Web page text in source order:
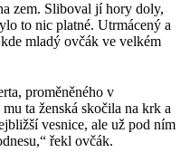
zem. Sliboval jí hory doly,
to nic platné. Utrmácený a
mladý ovčák ve velkém
proměněného v
ta ženská skočila na krk a
vesnice, ale už pod ním
řekl ovčák.